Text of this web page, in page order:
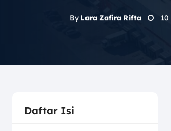
By Lara Zafira Rifta 10
Daftar Isi